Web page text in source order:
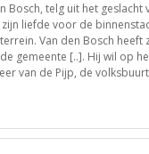
Bosch, telg uit het geslacht
liefde voor de
Van den Bosch
gemeente [..]. Hij wil op
van de Pijp, de